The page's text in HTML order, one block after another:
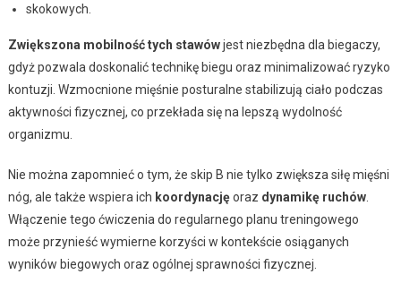
skokowych.
Zwiększona mobilność tych stawówjest niezbędna dla biegaczy,
gdyż pozwala doskonalić technikę biegu oraz minimalizować ryzyko
kontuzji. Wzmocnione mięśnie posturalne stabilizują ciało podczas
aktywności fizycznej, co przekłada się na lepszą wydolność
organizmu.
Nie można zapomnieć o tym, że skip B nie tylko zwiększa siłę mięśni
nóg, ale także wspiera ich koordynacjęoraz dynamikę ruchów.
Włączenie tego ćwiczenia do regularnego planu treningowego
może przynieść wymierne korzyści w kontekście osiąganych
wyników biegowych oraz ogólnej sprawności fizycznej.